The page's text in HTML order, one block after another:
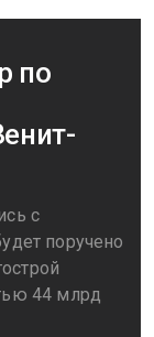
по
с
поручено
44 млрд